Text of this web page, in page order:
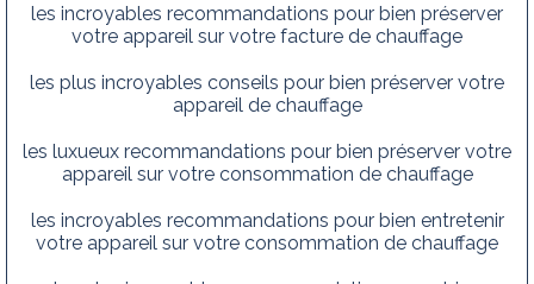
les incroyables recommandations pour bien préserver
votre appareil sur votre facture de chauffage
les plus incroyables conseils pour bien préserver votre
appareil de chauffage
les luxueux recommandations pour bien préserver votre
appareil sur votre consommation de chauffage
les incroyables recommandations pour bien entretenir
votre appareil sur votre consommation de chauffage